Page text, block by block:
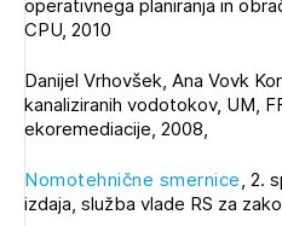
operativnega planiranja in
CPU, 2010
Danijel Vrhovšek, Ana Vovk
kanaliziranih vodotokov, UM,
ekoremediacije, 2008,
Nomotehnične smernice, 2.
izdaja, služba vlade RS za
NAPREJ